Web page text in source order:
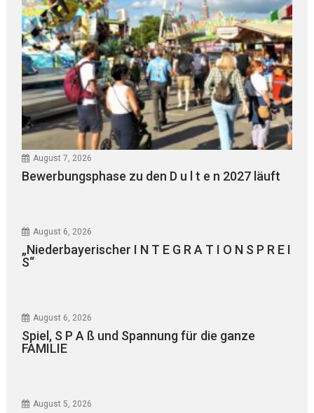
August 7, 2026
Bewerbungsphase zu den D u l t e n 2027 läuft
August 6, 2026
„Niederbayerischer I N T E G R A T I O N S P R E I
S“
August 6, 2026
Spiel, S P A ß und Spannung für die ganze
FAMILIE
August 5, 2026